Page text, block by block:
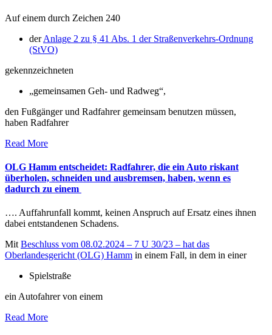
Auf einem durch Zeichen 240
derAnlage 2 zu § 41 Abs. 1 der Straßenverkehrs-Ordnung
(StVO)
gekennzeichneten
„gemeinsamen Geh- und Radweg“,
den Fußgänger und Radfahrer gemeinsam benutzen müssen,
haben Radfahrer
Read More
OLG Hamm entscheidet: Radfahrer, die ein Auto riskant
überholen, schneiden und ausbremsen, haben, wenn es
dadurch zu einem
…. Auffahrunfall kommt, keinen Anspruch auf Ersatz eines ihnen
dabei entstandenen Schadens.
Mit Beschluss vom 08.02.2024 – 7 U 30/23 – hat das
Oberlandesgericht (OLG) Hamm in einem Fall, in dem in einer
Spielstraße
ein Autofahrer von einem
Read More